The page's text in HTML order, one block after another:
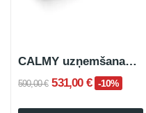
CALMY uzņemšanas dīvāns
590,00 € 531,00 € -10%